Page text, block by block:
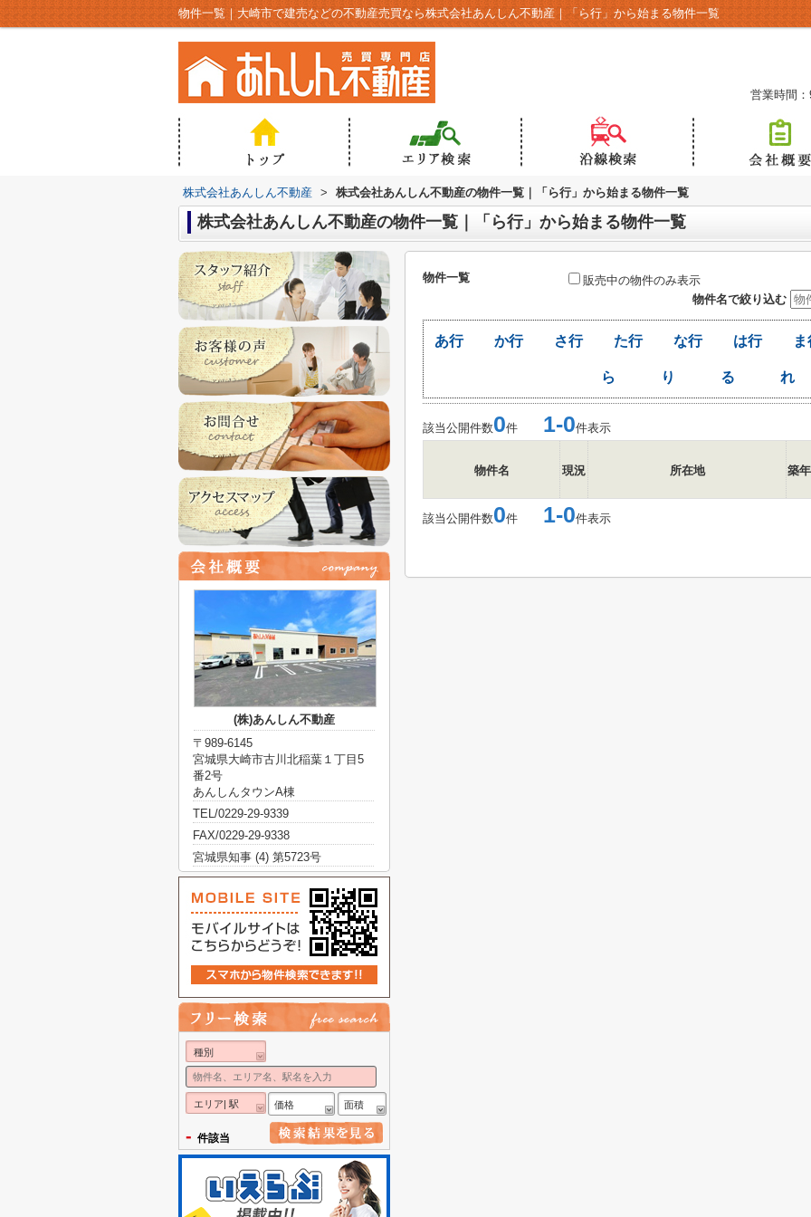
物件一覧｜大崎市で建売などの不動産売買なら株式会社あんしん不動産｜「ら行」から始まる物件一覧
営業時間
株式会社あんしん不動産 > 株式会社あんしん不動産の物件一覧｜「ら行」から始まる物件一覧
株式会社あんしん不動産の物件一覧｜「ら行」から始まる物件一覧
物件一覧
販売中の物件のみ表示
物件名で絞り込む
あ行 か行 さ行 た行 な行 は行
ら り る れ
該当公開件数0件 1-0件表示
物件名 現況 所在地 築
該当公開件数0件 1-0件表示
(株)あんしん不動産
〒989-6145
宮城県大崎市古川北稲葉１丁目5
番2号
あんしんタウンA棟
TEL/0229-29-9339
FAX/0229-29-9338
宮城県知事 (4) 第5723号
種別
エリア| 駅 価格 面積
- 件該当